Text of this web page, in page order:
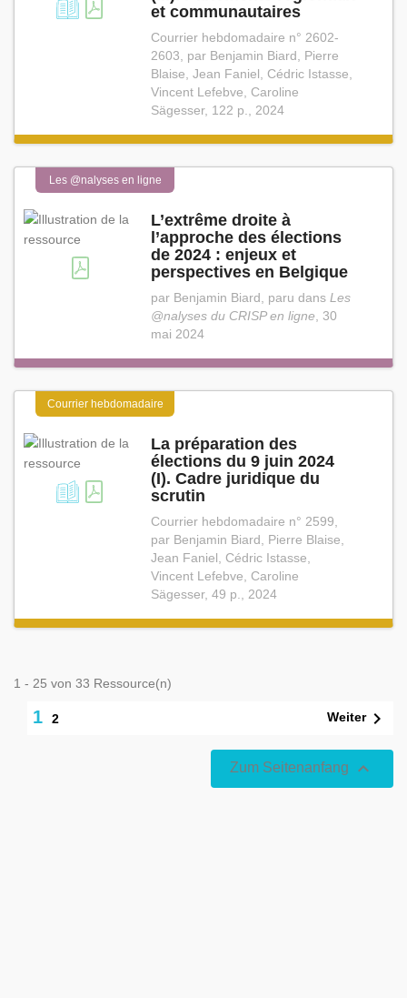
et communautaires
Courrier hebdomadaire n° 2602-
2603, par Benjamin Biard, Pierre
Blaise, Jean Faniel, Cédric Istasse,
Vincent Lefebve, Caroline
Sägesser, 122 p., 2024
Les @nalyses en ligne
L’extrême droite à
l’approche des élections
de 2024 : enjeux et
perspectives en Belgique
par Benjamin Biard, paru dans Les
@nalyses du CRISP en ligne , 30
mai 2024
Courrier hebdomadaire
La préparation des
élections du 9 juin 2024
(I). Cadre juridique du
scrutin
Courrier hebdomadaire n° 2599,
par Benjamin Biard, Pierre Blaise,
Jean Faniel, Cédric Istasse,
Vincent Lefebve, Caroline
Sägesser, 49 p., 2024
1 - 25 von 33 Ressource(n)
1 2 Weiter
Zum Seitenanfang 